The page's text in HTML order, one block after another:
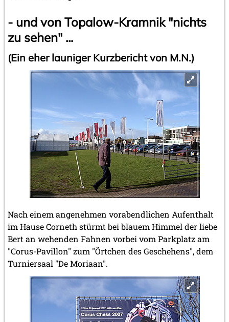
- und von Topalow-Kramnik "nichts
zu sehen" ...
(Ein eher launiger Kurzbericht von M.N.)
Nach einem angenehmen vorabendlichen Aufenthalt
im Hause Corneth stürmt bei blauem Himmel der liebe
Bert an wehenden Fahnen vorbei vom Parkplatz am
"Corus-Pavillon" zum "Örtchen des Geschehens", dem
Turniersaal "De Moriaan".